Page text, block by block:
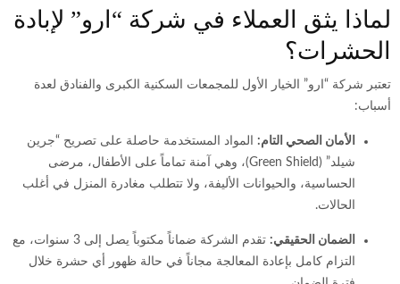
لماذا يثق العملاء في شركة “ارو” لإبادة
الحشرات؟
تعتبر شركة “ارو” الخيار الأول للمجمعات السكنية الكبرى والفنادق لعدة
أسباب:
الأمان الصحي التام: المواد المستخدمة حاصلة على تصريح “جرين
شيلد” (Green Shield)، وهي آمنة تماماً على الأطفال، مرضى
الحساسية، والحيوانات الأليفة، ولا تتطلب مغادرة المنزل في أغلب
الحالات.
الضمان الحقيقي:
تقدم الشركة ضماناً مكتوباً يصل إلى 3 سنوات، مع
التزام كامل بإعادة المعالجة مجاناً في حالة ظهور أي حشرة خلال